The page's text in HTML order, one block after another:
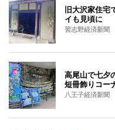
旧大沢家住宅
イも見頃に
習志野経済新聞
高尾山で七夕
短冊飾りコー
八王子経済新聞